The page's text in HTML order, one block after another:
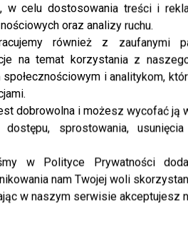
w celu dostosowania treści i
oraz analizy ruchu.
również z zaufanymi
na temat korzystania z
społecznościowym i analitykom,
dobrowolna i możesz wycofać ją
dostępu, sprostowania,
w Polityce Prywatności
nam Twojej woli
w naszym serwisie akceptujesz
Już 25 stycznia odbędzie się
Orkiestry Świątecznej
tylko w związku ze
powodu wyjątkowych...
SHOWBIZ
Jerzy Owsiak ogłasza
Czy to koniec
Jerzy Owsiak, jedna z
postaci życia społecznego w